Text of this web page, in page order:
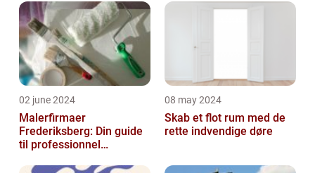
02 june 2024
Malerfirmaer
Frederiksberg: Din guide
til professionnel
08 may 2024
Skab et flot rum med de
rette indvendige døre